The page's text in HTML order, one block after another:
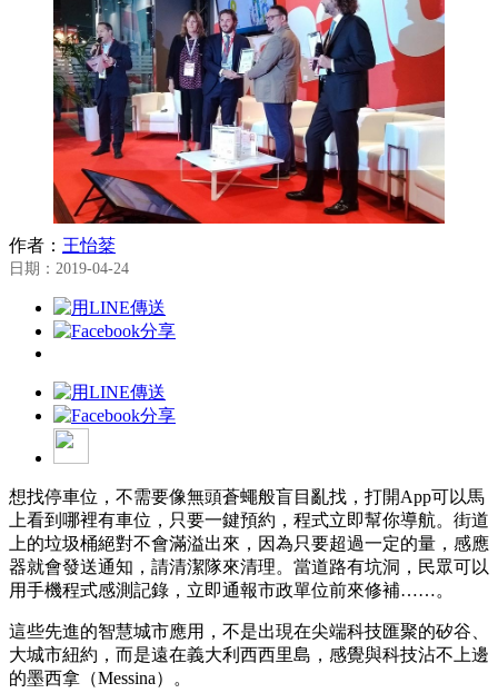
作者： 王怡棻
日期：2019-04-24
想找停車位，不需要像無頭蒼蠅般盲目亂找，打開App可以馬
上看到哪裡有車位，只要一鍵預約，程式立即幫你導航。街道
上的垃圾桶絕對不會滿溢出來，因為只要超過一定的量，感應
器就會發送通知，請清潔隊來清理。當道路有坑洞，民眾可以
用手機程式感測記錄，立即通報市政單位前來修補……。
這些先進的智慧城市應用，不是出現在尖端科技匯聚的矽谷、
大城市紐約，而是遠在義大利西西里島，感覺與科技沾不上邊
的墨西拿（Messina）。